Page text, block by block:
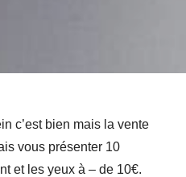
c’est bien mais la vente
vous présenter 10
et les yeux à – de 10€.